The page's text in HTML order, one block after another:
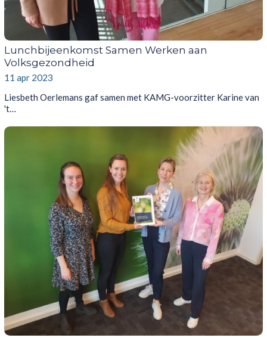
Lunchbijeenkomst Samen Werken aan
Volksgezondheid
11 apr 2023
Liesbeth Oerlemans gaf samen met KAMG-voorzitter Karine van
't…